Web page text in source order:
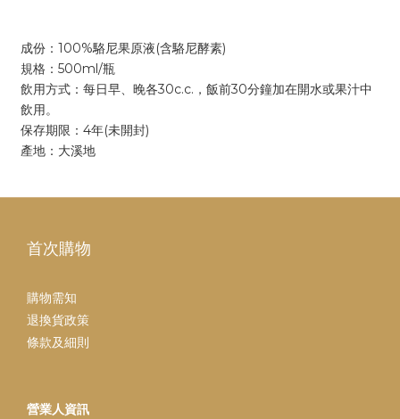
成份：100%駱尼果原液(含駱尼酵素)
規格：500ml/瓶
飲用方式：每日早、晚各30c.c.，飯前30分鐘加在開水或果汁中
飲用。
保存期限：4年(未開封)
產地：大溪地
首次購物
購物需知
退換貨政策
條款及細則
營業人資訊